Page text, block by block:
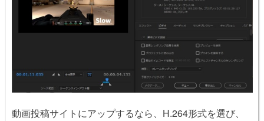
動画投稿サイトにアップするなら、H.264形式を選び、